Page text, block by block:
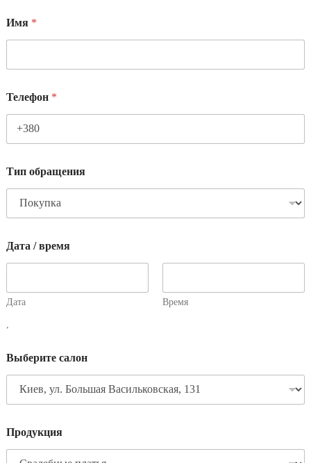
Имя *
Телефон *
Тип обращения
Дата / время
Дата Время
Выберите салон
Продукция